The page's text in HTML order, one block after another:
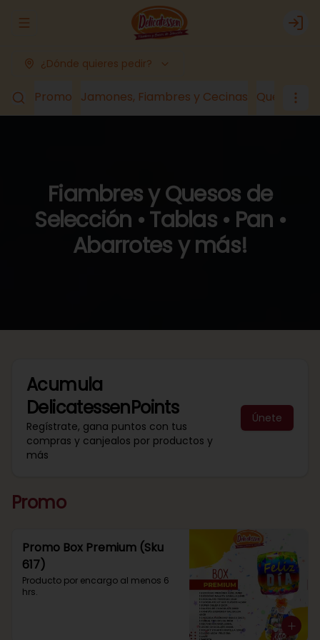
Abrir menu de navegación Login
¿Dónde quieres pedir?
Promo Jamones, Fiambres y Cecinas Quesos
Fiambres y Quesos de
Selección • Tablas • Pan •
Abarrotes y más!
Acumula
DelicatessenPoints
Regístrate, gana puntos con tus
compras y canjealos por productos y
más
Únete
Promo
Promo Box Premium (Sku
617)
Producto por encargo al menos 6
hrs.